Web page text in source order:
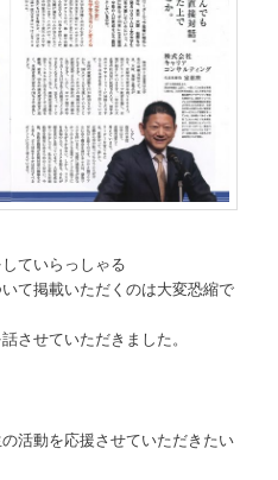
ていらっしゃる
て掲載いただくのは大変恐縮で
させていただきました。
活動を応援させていただきたい